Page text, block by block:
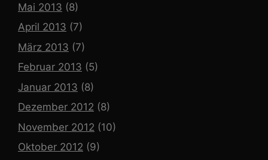
Mai 2013 (8)
April 2013 (7)
März 2013 (7)
Februar 2013 (5)
Januar 2013 (8)
Dezember 2012 (8)
November 2012 (10)
Oktober 2012 (9)